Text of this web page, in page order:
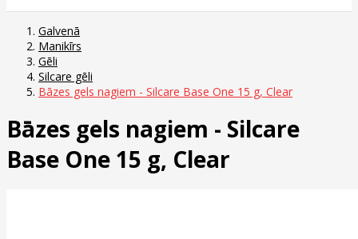
Galvenā
Manikīrs
Gēli
Silcare gēli
Bāzes gels nagiem - Silcare Base One 15 g, Clear
Bāzes gels nagiem - Silcare
Base One 15 g, Clear